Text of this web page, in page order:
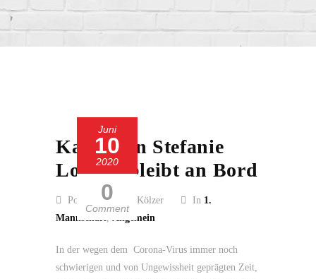
Juni
10
2020
0
Comment
Kapitänin Stefanie
Lotzien bleibt an Bord
Posted by Guido Kölzer In 1.
Mannschaft, Allgemein
In der wegen dem Corona-Virus immer noch
schwierigen und von Ungewissheit geprägten Zeit,